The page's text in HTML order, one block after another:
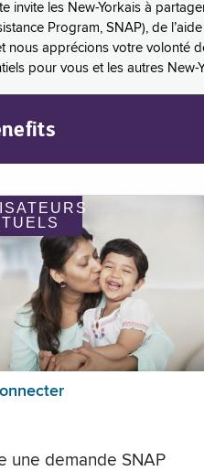
invite les New-Yorkais à
Program, SNAP), de
nous apprécions votre volonté
pour vous et les autres New-
une demande SNAP